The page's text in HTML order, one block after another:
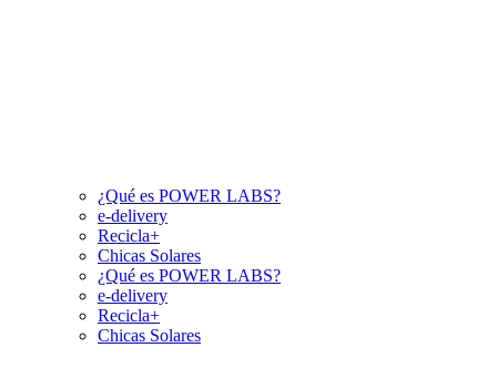
¿Qué es POWER LABS?
e-delivery
Recicla+
Chicas Solares
¿Qué es POWER LABS?
e-delivery
Recicla+
Chicas Solares